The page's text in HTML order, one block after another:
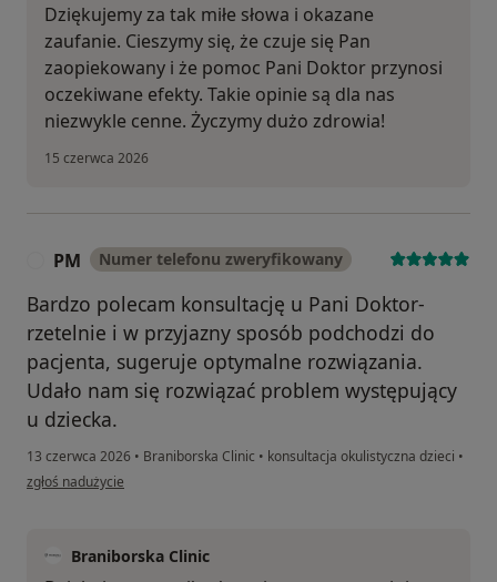
Dziękujemy za tak miłe słowa i okazane
zaufanie. Cieszymy się, że czuje się Pan
zaopiekowany i że pomoc Pani Doktor przynosi
oczekiwane efekty. Takie opinie są dla nas
niezwykle cenne. Życzymy dużo zdrowia!
15 czerwca 2026
PM Numer telefonu zweryfikowany
Bardzo polecam konsultację u Pani Doktor-
rzetelnie i w przyjazny sposób podchodzi do
pacjenta, sugeruje optymalne rozwiązania.
Udało nam się rozwiązać problem występujący
u dziecka.
13 czerwca 2026 • Braniborska Clinic • konsultacja okulistyczna dzieci •
w opinii użytkownika PM
zgłoś nadużycie
Braniborska Clinic